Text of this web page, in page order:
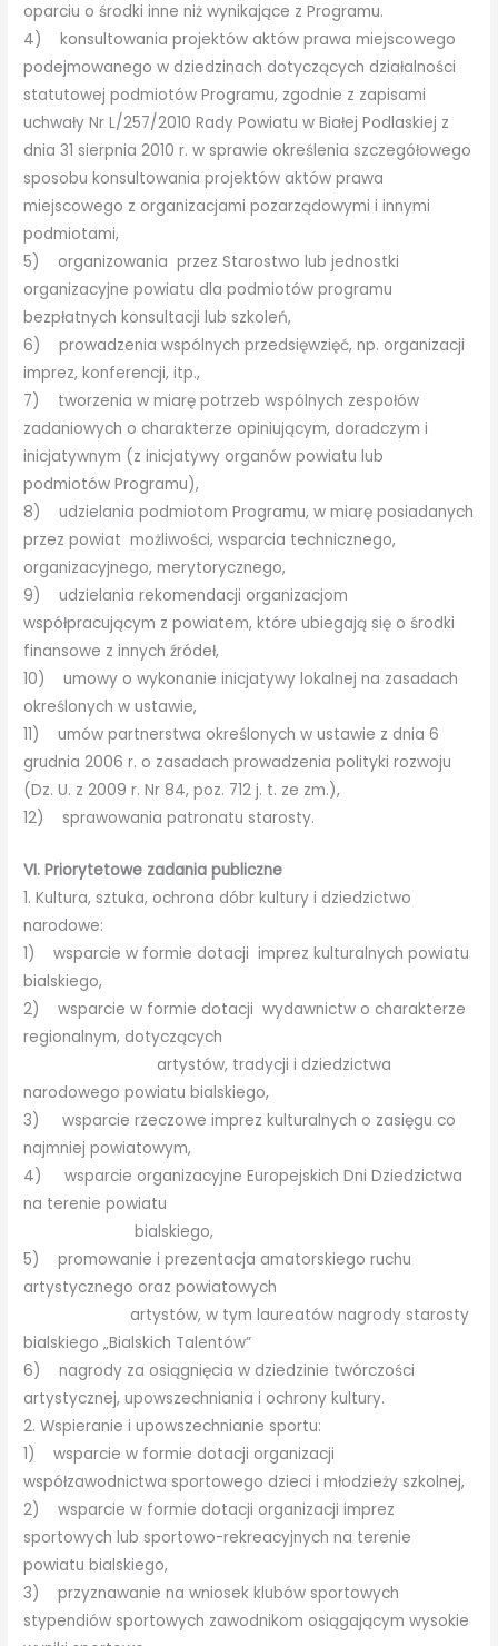
oparciu o środki inne niż wynikające z Programu.
4) konsultowania projektów aktów prawa miejscowego
podejmowanego w dziedzinach dotyczących działalności
statutowej podmiotów Programu, zgodnie z zapisami
uchwały Nr L/257/2010 Rady Powiatu w Białej Podlaskiej z
dnia 31 sierpnia 2010 r. w sprawie określenia szczegółowego
sposobu konsultowania projektów aktów prawa
miejscowego z organizacjami pozarządowymi i innymi
podmiotami,
5) organizowania przez Starostwo lub jednostki
organizacyjne powiatu dla podmiotów programu
bezpłatnych konsultacji lub szkoleń,
6) prowadzenia wspólnych przedsięwzięć, np. organizacji
imprez, konferencji, itp.,
7) tworzenia w miarę potrzeb wspólnych zespołów
zadaniowych o charakterze opiniującym, doradczym i
inicjatywnym (z inicjatywy organów powiatu lub
podmiotów Programu),
8) udzielania podmiotom Programu, w miarę posiadanych
przez powiat możliwości, wsparcia technicznego,
organizacyjnego, merytorycznego,
9) udzielania rekomendacji organizacjom
współpracującym z powiatem, które ubiegają się o środki
finansowe z innych źródeł,
10) umowy o wykonanie inicjatywy lokalnej na zasadach
określonych w ustawie,
11) umów partnerstwa określonych w ustawie z dnia 6
grudnia 2006 r. o zasadach prowadzenia polityki rozwoju
(Dz. U. z 2009 r. Nr 84, poz. 712 j. t. ze zm.),
12) sprawowania patronatu starosty.
VI. Priorytetowe zadania publiczne
1. Kultura, sztuka, ochrona dóbr kultury i dziedzictwo
narodowe:
1) wsparcie w formie dotacji imprez kulturalnych powiatu
bialskiego,
2) wsparcie w formie dotacji wydawnictw o charakterze
regionalnym, dotyczących
artystów, tradycji i dziedzictwa
narodowego powiatu bialskiego,
3) wsparcie rzeczowe imprez kulturalnych o zasięgu co
najmniej powiatowym,
4) wsparcie organizacyjne Europejskich Dni Dziedzictwa
na terenie powiatu
bialskiego,
5) promowanie i prezentacja amatorskiego ruchu
artystycznego oraz powiatowych
artystów, w tym laureatów nagrody starosty
bialskiego „Bialskich Talentów”
6) nagrody za osiągnięcia w dziedzinie twórczości
artystycznej, upowszechniania i ochrony kultury.
2. Wspieranie i upowszechnianie sportu:
1) wsparcie w formie dotacji organizacji
współzawodnictwa sportowego dzieci i młodzieży szkolnej,
2) wsparcie w formie dotacji organizacji imprez
sportowych lub sportowo-rekreacyjnych na terenie
powiatu bialskiego,
3) przyznawanie na wniosek klubów sportowych
stypendiów sportowych zawodnikom osiągającym wysokie